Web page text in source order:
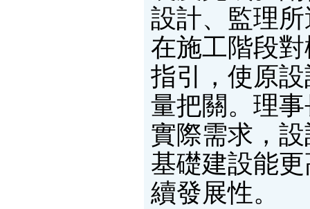
設計、監理
在施工階段
指引，使原
量把關。理
實際需求，
基礎建設能
續發展性。